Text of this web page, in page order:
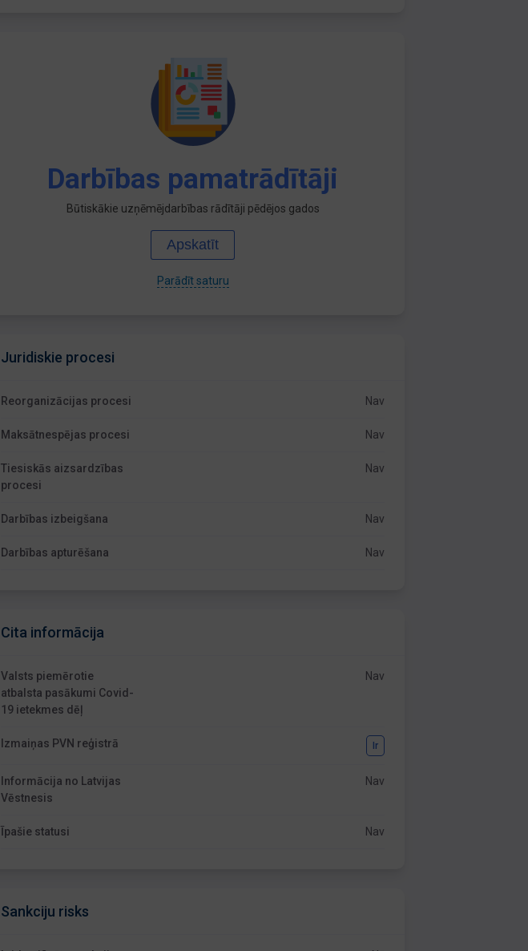
Darbības pamatrādītāji
Būtiskākie uzņēmējdarbības rādītāji pēdējos gados
Apskatīt
Parādīt saturu
Juridiskie procesi
Reorganizācijas procesi Nav
Maksātnespējas procesi Nav
Tiesiskās aizsardzības
procesi
Nav
Darbības izbeigšana Nav
Darbības apturēšana Nav
Cita informācija
Valsts piemērotie
atbalsta pasākumi Covid-
19 ietekmes dēļ
Nav
Izmaiņas PVN reģistrā Ir
Informācija no Latvijas
Vēstnesis
Nav
Īpašie statusi Nav
Sankciju risks